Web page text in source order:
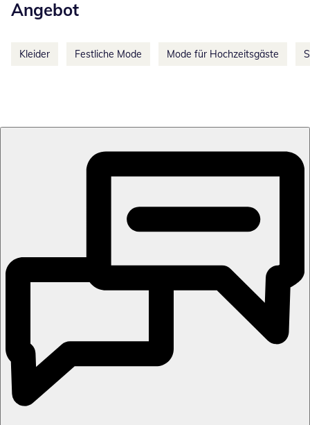
Angebot
Kleider Festliche Mode Mode für Hochzeitsgäste